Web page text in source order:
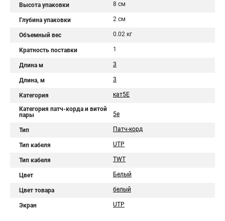
Высота упаковки 8 см
Глубина упаковки 2 см
Объемный вес 0.02 кг
Кратность поставки 1
Длина м 3
Длина, м 3
Категория кат5Е
Категория патч-корда и витой
пары
5e
Тип Патч-корд
Тип кабеля UTP
Тип кабеля TWT
Цвет Белый
Цвет товара белый
Экран UTP